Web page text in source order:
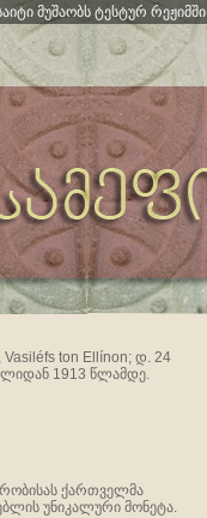
მუშაობს ტესტურ რეჟიმში
Vasiléfs ton Ellínon; დ. 24
1913 წლამდე.
ქართველმა
უნიკალური მონეტა.